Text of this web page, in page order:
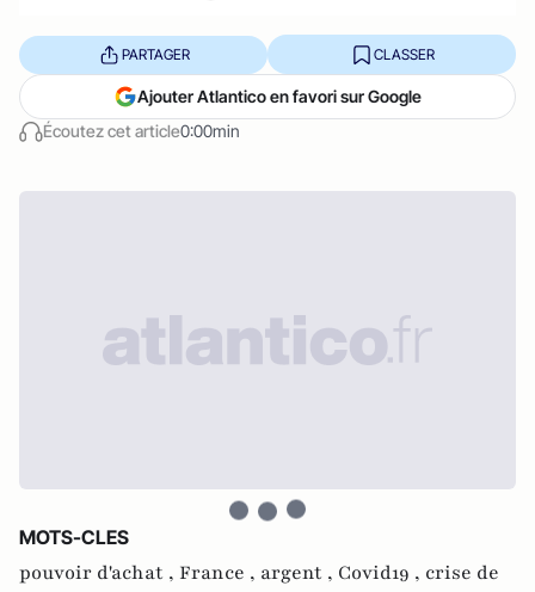
Écoutez cet article0:00min
PARTAGER CLASSER
Ajouter Atlantico en favori sur Google
MOTS-CLES
pouvoir d'achat , France , argent , Covid19 , crise de